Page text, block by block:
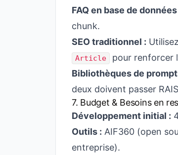
FAQ en base de
chunk.
SEO traditionnel : Utilisez
Article
pour renforcer
Bibliothèques de
deux doivent passer
7. Budget & Besoins en
Développement initial :
Outils : AIF360 (open
entreprise).